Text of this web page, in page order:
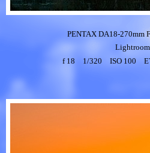
PENTAX DA18-270mm
f 18 1/320 ISO 100